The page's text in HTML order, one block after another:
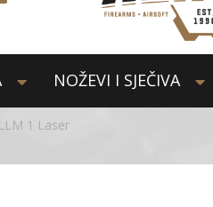
NOŽEVI I SJEČIVA
1 Laser